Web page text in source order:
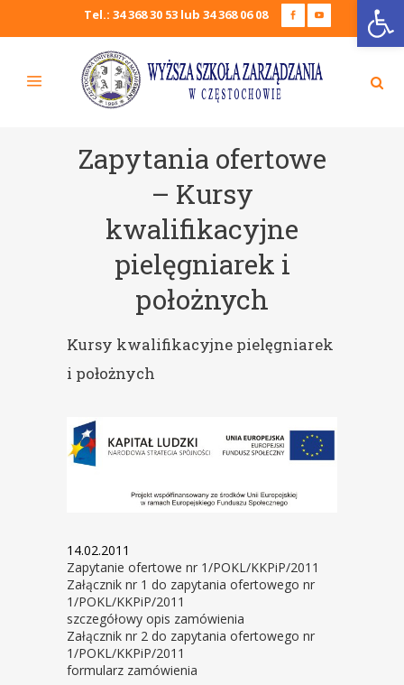
Tel.: 34 368 30 53 lub 34 368 06 08
Zapytania ofertowe
– Kursy
kwalifikacyjne
pielęgniarek i
położnych
Kursy kwalifikacyjne pielęgniarek
i położnych
14.02.2011
Zapytanie ofertowe nr 1/POKL/KKPiP/2011
Załącznik nr 1 do zapytania ofertowego nr
1/POKL/KKPiP/2011
szczegółowy opis zamówienia
Załącznik nr 2 do zapytania ofertowego nr
1/POKL/KKPiP/2011
formularz zamówienia